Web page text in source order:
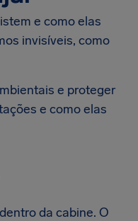
e como elas
invisíveis, como
e proteger
e como elas
da cabine. O